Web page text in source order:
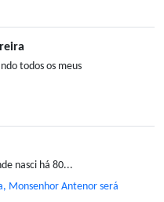
todos os meus
nasci há 80...
Monsenhor Antenor será